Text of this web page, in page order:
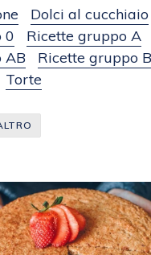
Dolci al cucchiaio
0
Ricette gruppo A
AB
Ricette gruppo B
Torte